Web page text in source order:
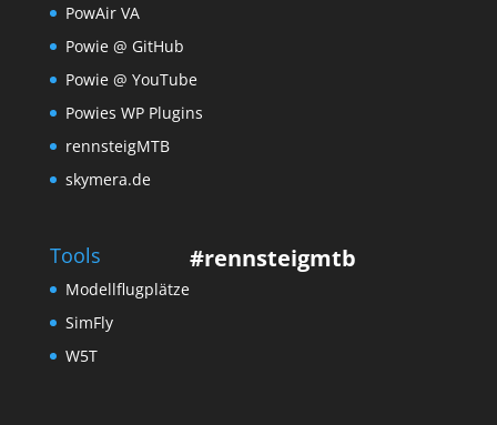
PowAir VA
Powie @ GitHub
Powie @ YouTube
Powies WP Plugins
rennsteigMTB
skymera.de
Tools
Modellflugplätze
SimFly
W5T
#rennsteigmtb